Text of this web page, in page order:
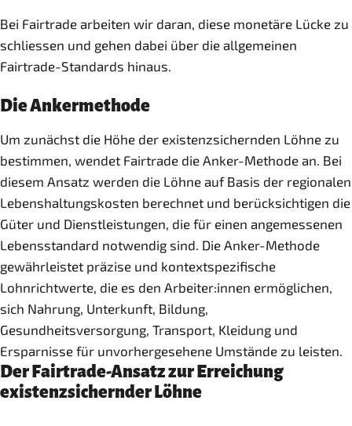
Bei Fairtrade arbeiten wir daran, diese monetäre Lücke zu
schliessen und gehen dabei über die allgemeinen
Fairtrade-Standards hinaus.
Die Ankermethode
Um zunächst die Höhe der existenzsichernden Löhne zu
bestimmen, wendet Fairtrade die Anker-Methode an. Bei
diesem Ansatz werden die Löhne auf Basis der regionalen
Lebenshaltungskosten berechnet und berücksichtigen die
Güter und Dienstleistungen, die für einen angemessenen
Lebensstandard notwendig sind. Die Anker-Methode
gewährleistet präzise und kontextspezifische
Lohnrichtwerte, die es den Arbeiter:innen ermöglichen,
sich Nahrung, Unterkunft, Bildung,
Gesundheitsversorgung, Transport, Kleidung und
Ersparnisse für unvorhergesehene Umstände zu leisten.
Der Fairtrade-Ansatz zur Erreichung
existenzsichernder Löhne